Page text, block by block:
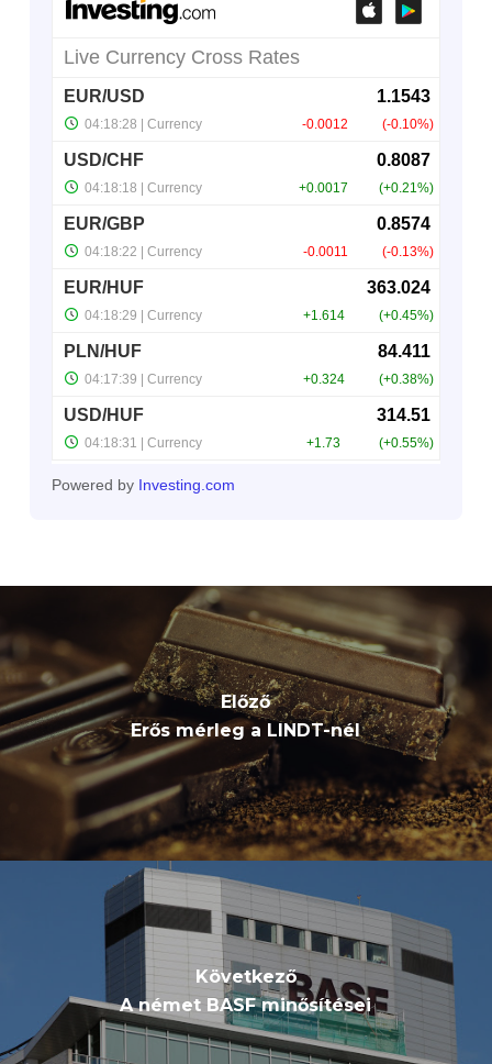
Powered by Investing.com
Előző
Erős mérleg a LINDT-nél
Következő
A német BASF minősítései